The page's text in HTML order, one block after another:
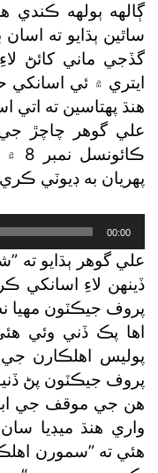
ڳالهه ٻولهه ڪندي
ساٿين ٻڌايو ته
گڏجي ماني کائڻ
ايتري ۾ ئي اسانکي
هنڌ پهتاسين ته اتي
علي گوهر چاچڙ جي
پهريان به ڊيوٽي
00:00
علي گوهر ٻڌايو ته
ڏينهن لاءِ اسانکي
پروف جيڪٽون مهيا
اها پڪ ڏني وئي
پوليس اهلڪارن
پروف جيڪٽون پڻ
هن جي موقف جي
واري هنڌ ميڊيا
هئي ته ”سمورن